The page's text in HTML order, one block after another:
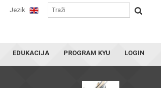
Jezik
EDUKACIJA PROGRAM KYU LOGIN